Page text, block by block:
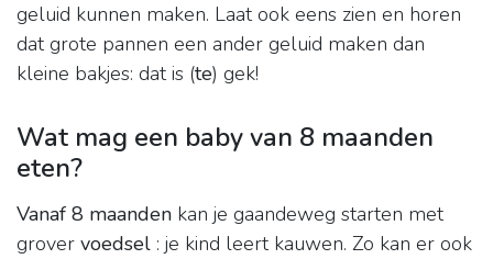
geluid kunnen maken. Laat ook eens zien en horen
dat grote pannen een ander geluid maken dan
kleine bakjes: dat is (te) gek!
Wat mag een baby van 8 maanden
eten?
Vanaf 8 maanden kan je gaandeweg starten met
grover voedsel : je kind leert kauwen. Zo kan er ook